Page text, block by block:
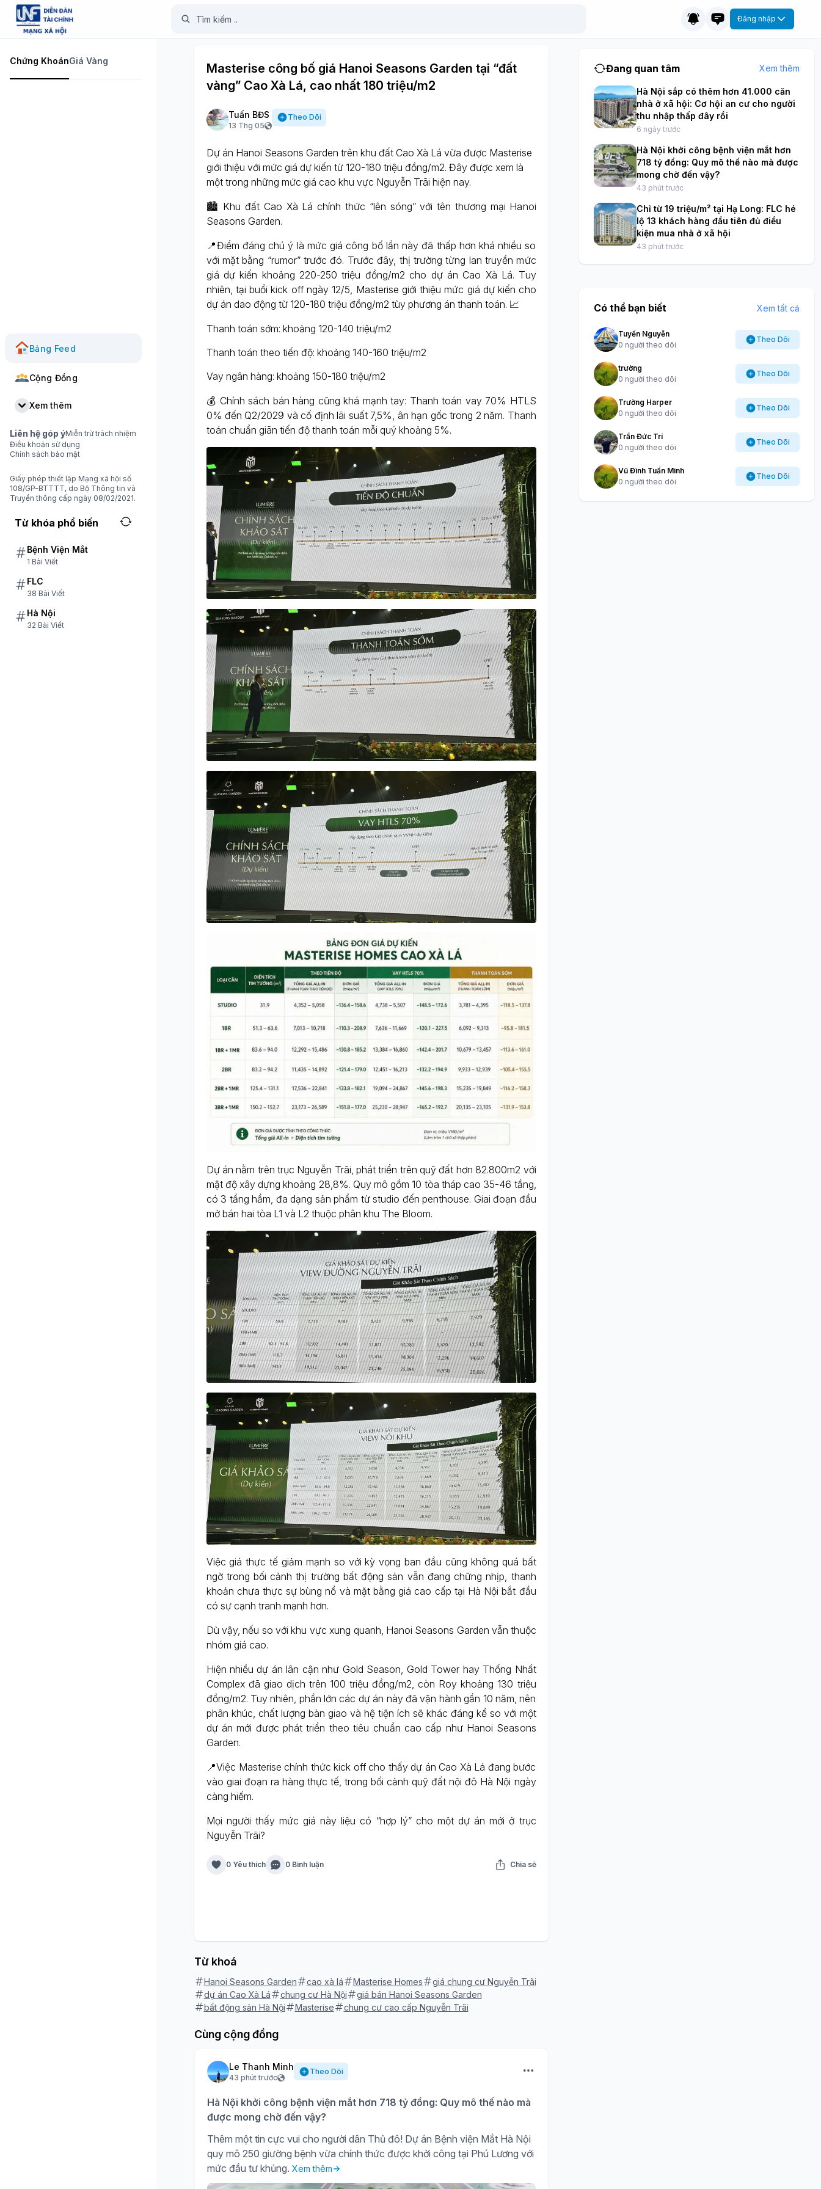
Đăng nhập
Chứng KhoánGiá Vàng
Bảng Feed
Cộng Đồng
Xem thêm
Liên hệ góp ýMiễn trừ trách nhiệm
Điều khoản sử dụng
Chính sách bảo mật
Giấy phép thiết lập Mạng xã hội số
108/GP-BTTTT, do Bộ Thông tin và
Truyền thông cấp ngày 08/02/2021.
Từ khóa phổ biến
Bệnh Viện Mắt
1 Bài Viết
FLC
38 Bài Viết
Hà Nội
32 Bài Viết
Masterise công bố giá Hanoi Seasons Garden tại “đất
vàng” Cao Xà Lá, cao nhất 180 triệu/m2
Tuấn BĐS
13 Thg 05
Theo Dõi
Dự án Hanoi Seasons Garden trên khu đất Cao Xà Lá vừa được Masterise
giới thiệu với mức giá dự kiến từ 120-180 triệu đồng/m2. Đây được xem là
một trong những mức giá cao khu vực Nguyễn Trãi hiện nay.
🏙️ Khu đất Cao Xà Lá chính thức “lên sóng” với tên thương mại Hanoi
Seasons Garden.
📍Điểm đáng chú ý là mức giá công bố lần này đã thấp hơn khá nhiều so
với mặt bằng “rumor” trước đó. Trước đây, thị trường từng lan truyền mức
giá dự kiến khoảng 220-250 triệu đồng/m2 cho dự án Cao Xà Lá. Tuy
nhiên, tại buổi kick off ngày 12/5, Masterise giới thiệu mức giá dự kiến cho
dự án dao động từ 120-180 triệu đồng/m2 tùy phương án thanh toán. 📈
Thanh toán sớm: khoảng 120-140 triệu/m2
Thanh toán theo tiến độ: khoảng 140-160 triệu/m2
Vay ngân hàng: khoảng 150-180 triệu/m2
💰 Chính sách bán hàng cũng khá mạnh tay: Thanh toán vay 70% HTLS
0% đến Q2/2029 và cố định lãi suất 7,5%, ân hạn gốc trong 2 năm. Thanh
toán chuẩn giãn tiến độ thanh toán mỗi quý khoảng 5%.
Dự án nằm trên trục Nguyễn Trãi, phát triển trên quỹ đất hơn 82.800m2 với
mật độ xây dựng khoảng 28,8%. Quy mô gồm 10 tòa tháp cao 35-46 tầng,
có 3 tầng hầm, đa dạng sản phẩm từ studio đến penthouse. Giai đoạn đầu
mở bán hai tòa L1 và L2 thuộc phân khu The Bloom.
Việc giá thực tế giảm mạnh so với kỳ vọng ban đầu cũng không quá bất
ngờ trong bối cảnh thị trường bất động sản vẫn đang chững nhịp, thanh
khoản chưa thực sự bùng nổ và mặt bằng giá cao cấp tại Hà Nội bắt đầu
có sự cạnh tranh mạnh hơn.
Dù vậy, nếu so với khu vực xung quanh, Hanoi Seasons Garden vẫn thuộc
nhóm giá cao.
Hiện nhiều dự án lân cận như Gold Season, Gold Tower hay Thống Nhất
Complex đã giao dịch trên 100 triệu đồng/m2, còn Roy khoảng 130 triệu
đồng/m2. Tuy nhiên, phần lớn các dự án này đã vận hành gần 10 năm, nên
phân khúc, chất lượng bàn giao và hệ tiện ích sẽ khác đáng kể so với một
dự án mới được phát triển theo tiêu chuẩn cao cấp như Hanoi Seasons
Garden.
📍Việc Masterise chính thức kick off cho thấy dự án Cao Xà Lá đang bước
vào giai đoạn ra hàng thực tế, trong bối cảnh quỹ đất nội đô Hà Nội ngày
càng hiếm.
Mọi người thấy mức giá này liệu có “hợp lý” cho một dự án mới ở trục
Nguyễn Trãi?
0 Yêu thích 0 Bình luận Chia sẻ
Từ khoá
Hanoi Seasons Garden cao xà lá Masterise Homes
giá chung cư Nguyễn Trãi
dự án Cao Xà Lá
chung cư Hà Nội
giá bán Hanoi Seasons Garden
bất động sản Hà Nội
Masterise chung cư cao cấp Nguyễn Trãi
Cùng cộng đồng
Le Thanh Minh
43 phút trước
Theo Dõi
Hà Nội khởi công bệnh viện mắt hơn 718 tỷ đồng: Quy mô thế nào mà
được mong chờ đến vậy?
Thêm một tin cực vui cho người dân Thủ đô! Dự án Bệnh viện Mắt Hà Nội
quy mô 250 giường bệnh vừa chính thức được khởi công tại Phú Lương với
mức đầu tư khủng. Xem thêm
Đang quan tâm Xem thêm
Hà Nội sắp có thêm hơn 41.000 căn
nhà ở xã hội: Cơ hội an cư cho người
thu nhập thấp đây rồi
6 ngày trước
Hà Nội khởi công bệnh viện mắt hơn
718 tỷ đồng: Quy mô thế nào mà được
mong chờ đến vậy?
43 phút trước
Chỉ từ 19 triệu/m² tại Hạ Long: FLC hé
lộ 13 khách hàng đầu tiên đủ điều
kiện mua nhà ở xã hội
43 phút trước
Có thể bạn biết Xem tất cả
Tuyến Nguyễn
0 người theo dõi
Theo Dõi
trường
0 người theo dõi
Theo Dõi
Trường Harper
0 người theo dõi
Theo Dõi
Trần Đức Trí
0 người theo dõi
Theo Dõi
Vũ Đình Tuấn Minh
0 người theo dõi
Theo Dõi